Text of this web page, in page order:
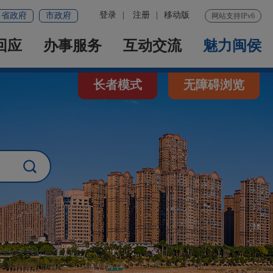
网站支持IPv6
登录 注册 移动版
省政府 市政府
应 办事服务 互动交流 魅力闽侯
长者模式 无障碍浏览